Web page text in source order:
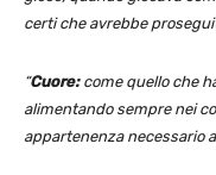
certi che avrebbe
“Cuore:come quello che
alimentando sempre nei
appartenenza necessario